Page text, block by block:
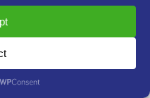
haben Sie auch die
die Unterstützung